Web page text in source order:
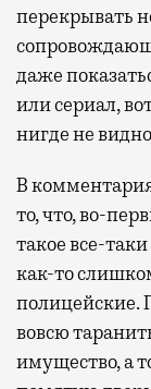
перекрывать
даже
или сериал,
нигде не
В
то, что, во-
такое все-
как-то
полицейские.
вовсю
имущество, а